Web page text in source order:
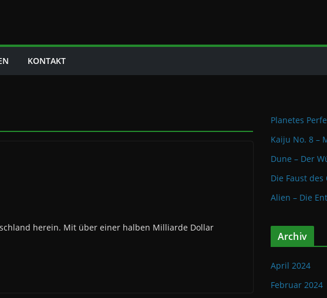
KONTAKT
herein. Mit über einer halben Milliarde Dollar
Planetes
Kaiju No. 8 –
Dune – Der
Die Faust des
Alien – Die
Archiv
April 2024
Februar 2024